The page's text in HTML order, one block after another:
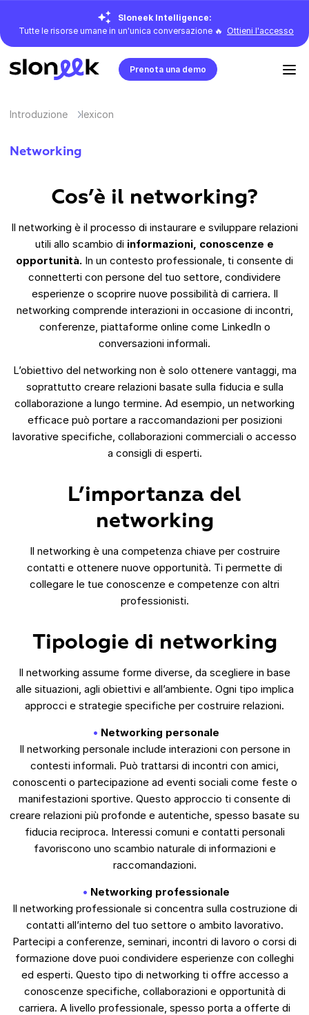
Sloneek Intelligence:
Tutte le risorse umane in un'unica conversazione 🔥 Ottieni l'accesso
Prenota una demo
Introduzione lexicon
Networking
Cos’è il networking?
Il networking è il processo di instaurare e sviluppare relazioni
utili allo scambio di informazioni, conoscenze e
opportunità. In un contesto professionale, ti consente di
connetterti con persone del tuo settore, condividere
esperienze o scoprire nuove possibilità di carriera. Il
networking comprende interazioni in occasione di incontri,
conferenze, piattaforme online come LinkedIn o
conversazioni informali.
L’obiettivo del networking non è solo ottenere vantaggi, ma
soprattutto creare relazioni basate sulla fiducia e sulla
collaborazione a lungo termine. Ad esempio, un networking
efficace può portare a raccomandazioni per posizioni
lavorative specifiche, collaborazioni commerciali o accesso
a consigli di esperti.
L’importanza del
networking
Il networking è una competenza chiave per costruire
contatti e ottenere nuove opportunità. Ti permette di
collegare le tue conoscenze e competenze con altri
professionisti.
Tipologie di networking
Il networking assume forme diverse, da scegliere in base
alle situazioni, agli obiettivi e all’ambiente. Ogni tipo implica
approcci e strategie specifiche per costruire relazioni.
Networking personale
Il networking personale include interazioni con persone in
contesti informali. Può trattarsi di incontri con amici,
conoscenti o partecipazione ad eventi sociali come feste o
manifestazioni sportive. Questo approccio ti consente di
creare relazioni più profonde e autentiche, spesso basate su
fiducia reciproca. Interessi comuni e contatti personali
favoriscono uno scambio naturale di informazioni e
raccomandazioni.
Networking professionale
Il networking professionale si concentra sulla costruzione di
contatti all’interno del tuo settore o ambito lavorativo.
Partecipi a conferenze, seminari, incontri di lavoro o corsi di
formazione dove puoi condividere esperienze con colleghi
ed esperti. Questo tipo di networking ti offre accesso a
conoscenze specifiche, collaborazioni e opportunità di
carriera. A livello professionale, spesso porta a offerte di